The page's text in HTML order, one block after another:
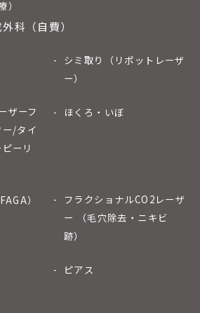
科（自費）
シミ取り（リポットレーザ
ー）
ザーフ
/タイ
ーリ
ほくろ・いぼ
）
フラクショナルCO2レーザ
ー （毛穴除去・ニキビ
跡）
ピアス